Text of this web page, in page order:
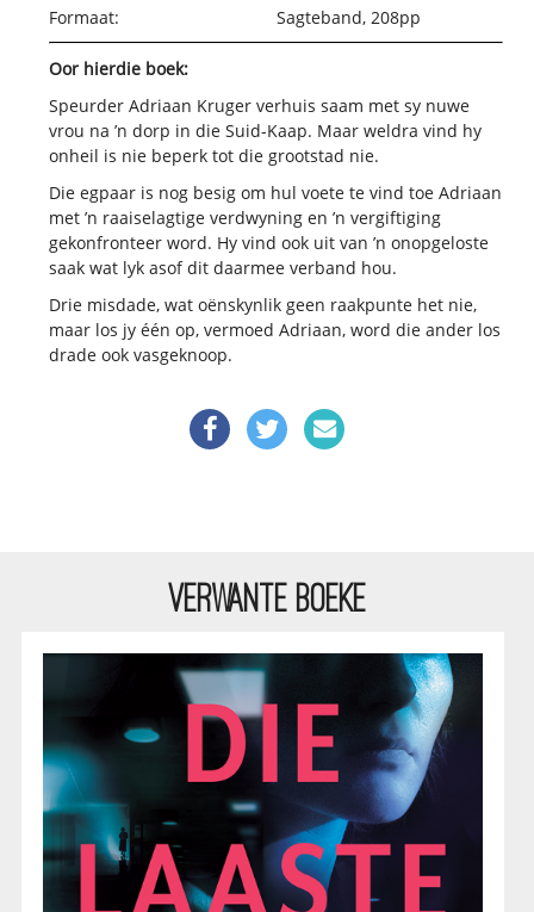
Formaat:
Sagteband, 208pp
Oor hierdie boek:
Speurder Adriaan Kruger verhuis saam met sy nuwe
vrou na ’n dorp in die Suid-Kaap. Maar weldra vind hy
onheil is nie beperk tot die grootstad nie.
Die egpaar is nog besig om hul voete te vind toe Adriaan
met ’n raaiselagtige verdwyning en ’n vergiftiging
gekonfronteer word. Hy vind ook uit van ’n onopgeloste
saak wat lyk asof dit daarmee verband hou.
Drie misdade, wat oënskynlik geen raakpunte het nie,
maar los jy één op, vermoed Adriaan, word die ander los
drade ook vasgeknoop.
VERWANTE BOEKE